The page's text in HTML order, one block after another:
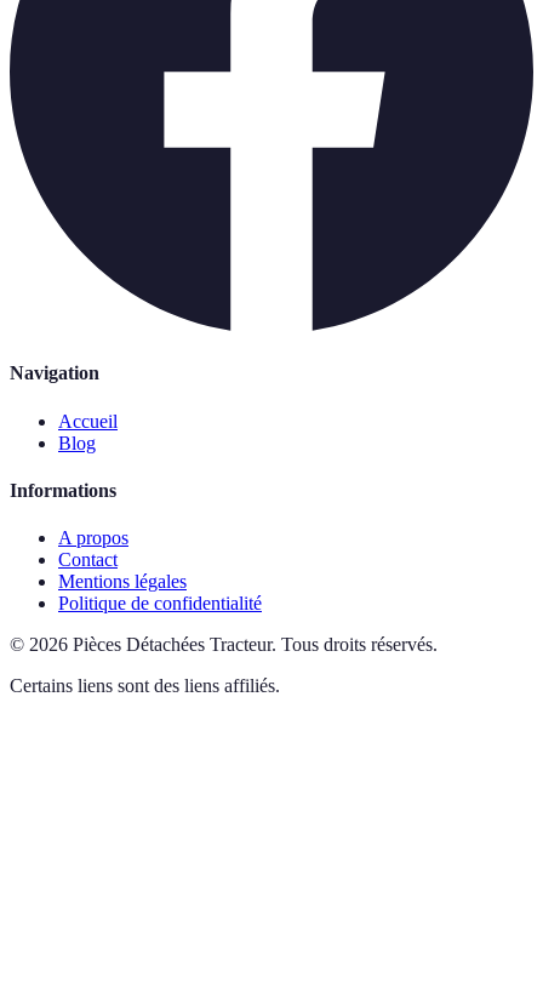
Navigation
Accueil
Blog
Informations
A propos
Contact
Mentions légales
Politique de confidentialité
© 2026 Pièces Détachées Tracteur. Tous droits réservés.
Certains liens sont des liens affiliés.